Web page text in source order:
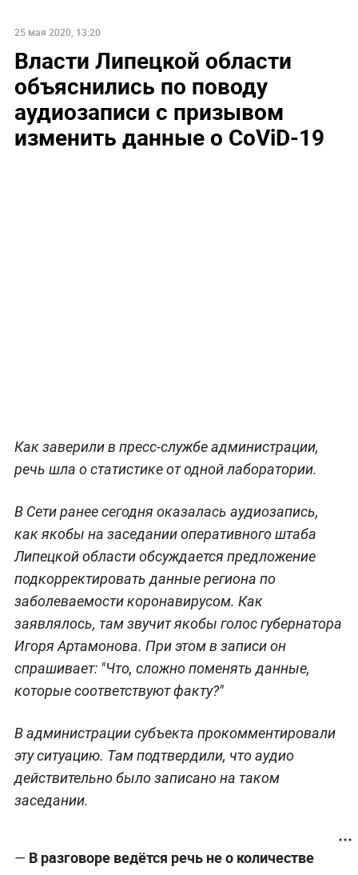
25 мая 2020, 13:20
Власти Липецкой области
объяснились по поводу
аудиозаписи с призывом
изменить данные о CoViD-19
Как заверили в пресс-службе администрации,
речь шла о статистике от одной лаборатории.
В Сети ранее сегодня оказалась аудиозапись,
как якобы на заседании оперативного штаба
Липецкой области обсуждается предложение
подкорректировать данные региона по
заболеваемости коронавирусом. Как
заявлялось, там звучит якобы голос губернатора
Игоря Артамонова. При этом в записи он
спрашивает: "Что, сложно поменять данные,
которые соответствуют факту?"
В администрации субъекта прокомментировали
эту ситуацию. Там подтвердили, что аудио
действительно было записано на таком
заседании.
— В разговоре ведётся речь не о количестве